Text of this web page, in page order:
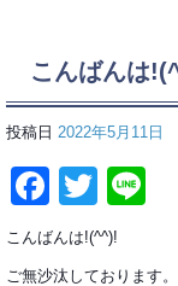
こんばんは
投稿日 2022年5月11日
こんばんは!(^^)!
ご無沙汰しております。